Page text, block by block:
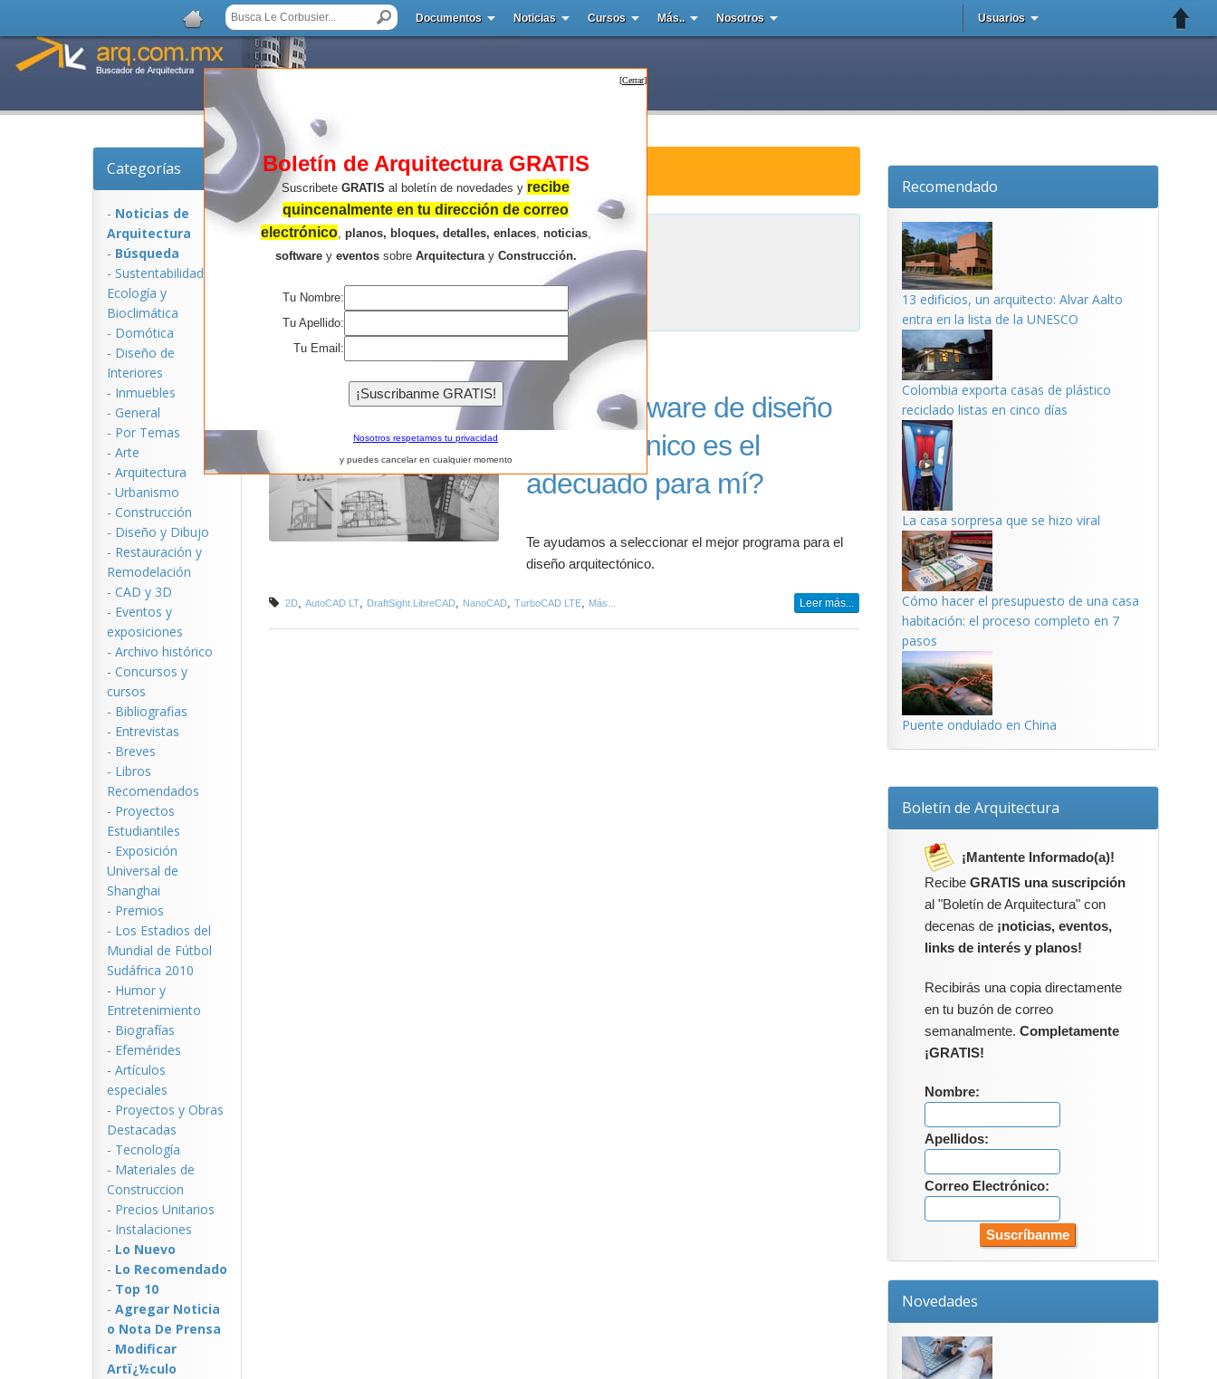
Documentos Noticias Cursos Más.. Nosotros Usuarios
Categorías
- Noticias de
Arquitectura
- Búsqueda
- Sustentabilidad,
Ecologí­a y
Bioclimática
- Domótica
- Diseño de
Interiores
- Inmuebles
- General
- Por Temas
- Arte
- Arquitectura
- Urbanismo
- Construcción
- Diseño y Dibujo
- Restauración y
Remodelación
- CAD y 3D
- Eventos y
exposiciones
- Archivo histórico
- Concursos y
cursos
- Bibliografias
- Entrevistas
- Breves
- Libros
Recomendados
- Proyectos
Estudiantiles
- Exposición
Universal de
Shanghai
- Premios
- Los Estadios del
Mundial de Fútbol
Sudáfrica 2010
- Humor y
Entretenimiento
- Biografías
- Efemérides
- Artículos
especiales
- Proyectos y Obras
Destacadas
- Tecnología
- Materiales de
Construccion
- Precios Unitarios
- Instalaciones
- Lo Nuevo
- Lo Recomendado
- Top 10
- Agregar Noticia
o Nota De Prensa
- Modificar
Artï¿½culo
Noticias de Arquitectura : DraftSight.LibreCAD
DraftSight.LibreCAD
Resultados de la búsqueda .
¿Qué software de diseño
arquitectónico es el
adecuado para mí?
Te ayudamos a seleccionar el mejor programa para el
diseño arquitectónico.
2D, AutoCAD LT, DraftSight.LibreCAD, NanoCAD, TurboCAD LTE, Más... Leer más...
Recomendado
13 edificios, un arquitecto: Alvar Aalto
entra en la lista de la UNESCO
Colombia exporta casas de plástico
reciclado listas en cinco días
La casa sorpresa que se hizo viral
Cómo hacer el presupuesto de una casa
habitación: el proceso completo en 7
pasos
Puente ondulado en China
Boletín de Arquitectura
¡Mantente Informado(a)!
Recibe GRATIS una suscripción
al "Boletín de Arquitectura" con
decenas de ¡noticias, eventos,
links de interés y planos!
Recibirás una copia directamente
en tu buzón de correo
semanalmente. Completamente
¡GRATIS!
Nombre:
Apellidos:
Correo Electrónico:
Novedades
[Cerrar]
Boletín de Arquitectura GRATIS
Suscribete GRATIS al boletín de novedades y recibe
quincenalmente en tu dirección de correo
electrónico, planos, bloques, detalles, enlaces, noticias,
softwarey eventossobre Arquitecturay Construcción.
Tu Nombre:
Tu Apellido:
Tu Email:
Nosotros respetamos tu privacidad
y puedes cancelar en cualquier momento